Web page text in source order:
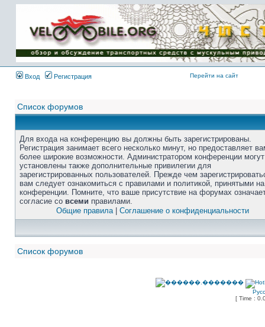
Вход Регистрация Перейти на сайт
Список форумов
Для входа на конференцию вы должны быть зарегистрированы.
Регистрация занимает всего несколько минут, но предоставляет
более широкие возможности. Администратором конференции
установлены также дополнительные привилегии для
зарегистрированных пользователей. Прежде чем
вам следует ознакомиться с правилами и политикой, принятыми на
конференции. Помните, что ваше присутствие на форумах
согласие со всеми правилами.
Общие правила| Соглашение о конфиденциальности
Список форумов
[ Time :